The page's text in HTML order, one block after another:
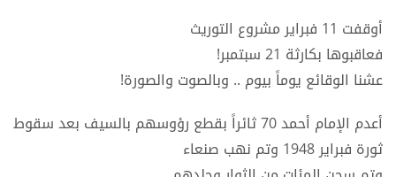
أوقفت 11 فبراير مشروع التوريث
فعاقبوها بكارثة 21 سبتمبر!
عشنا الوقائع يوماً بيوم .. وبالصوت والصورة!
أعدم الإمام أحمد 70 ثائراً بقطع رؤوسهم بالسيف بعد سقوط
ثورة فبراير 1948 وتم نهب صنعاء